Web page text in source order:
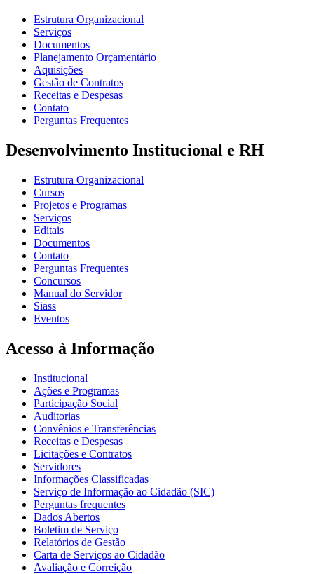
Estrutura Organizacional
Serviços
Documentos
Planejamento Orçamentário
Aquisições
Gestão de Contratos
Receitas e Despesas
Contato
Perguntas Frequentes
Desenvolvimento Institucional e RH
Estrutura Organizacional
Cursos
Projetos e Programas
Serviços
Editais
Documentos
Contato
Perguntas Frequentes
Concursos
Manual do Servidor
Siass
Eventos
Acesso à Informação
Institucional
Ações e Programas
Participação Social
Auditorias
Convênios e Transferências
Receitas e Despesas
Licitações e Contratos
Servidores
Informações Classificadas
Serviço de Informação ao Cidadão (SIC)
Perguntas frequentes
Dados Abertos
Boletim de Serviço
Relatórios de Gestão
Carta de Serviços ao Cidadão
Avaliação e Correição